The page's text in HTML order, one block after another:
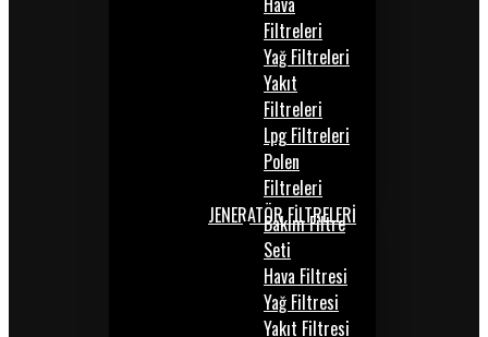
Filtreleri
Yağ Filtreleri
Yakıt
Filtreleri
Lpg Filtreleri
Polen
Filtreleri
JENERATÖR FİLTRELERİ
Bakım Filtre
Seti
Hava Filtresi
Yağ Filtresi
Yakıt Filtresi